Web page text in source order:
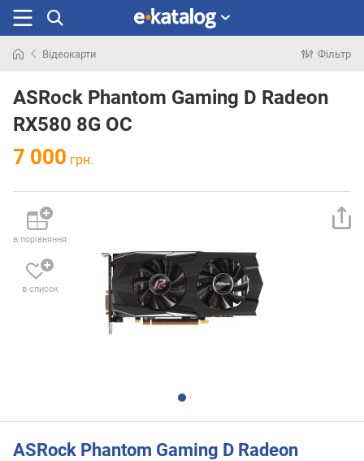
раніше
Відеокарти Фільтр
ASRock Phantom Gaming D Radeon
RX580 8G OC
7 000 грн.
в порівняння
в список
ASRock Phantom Gaming D Radeon